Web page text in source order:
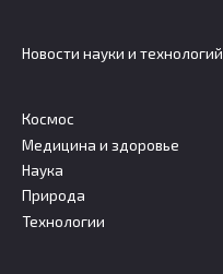
Новости науки и технологий
Космос
Медицина и здоровье
Наука
Природа
Технологии